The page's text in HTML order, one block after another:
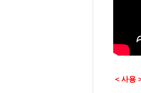
＜사용